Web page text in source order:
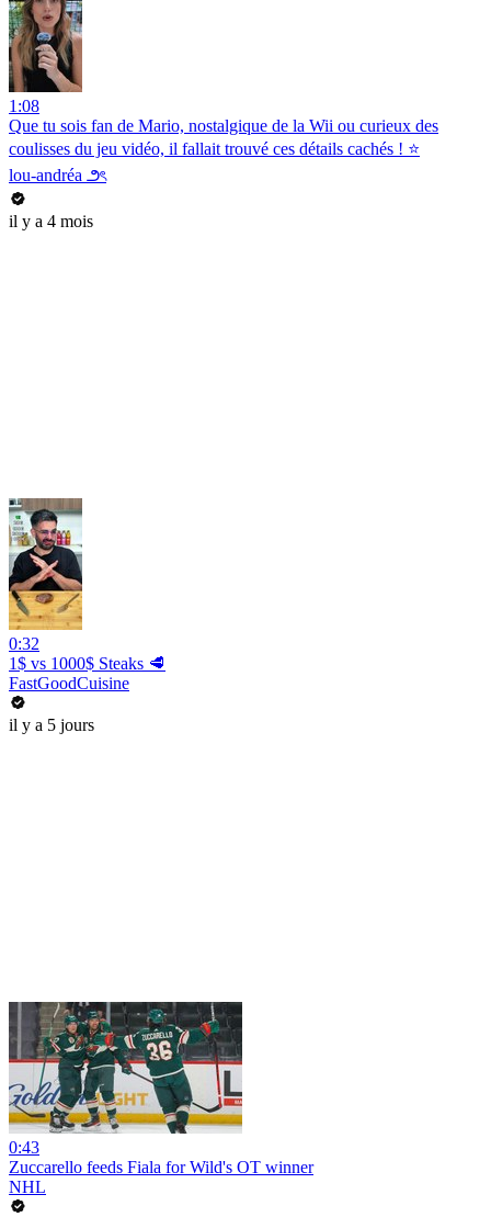
1:08
Que tu sois fan de Mario, nostalgique de la Wii ou curieux des
coulisses du jeu vidéo, il fallait trouvé ces détails cachés ! ⭐️
lou-andréa ౨ৎ
il y a 4 mois
0:32
1$ vs 1000$ Steaks 🥩
FastGoodCuisine
il y a 5 jours
0:43
Zuccarello feeds Fiala for Wild's OT winner
NHL